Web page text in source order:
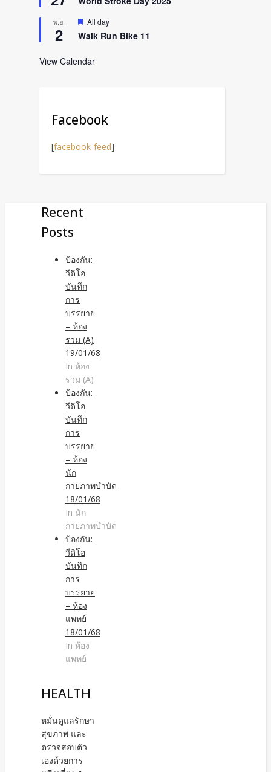
พ.ย.
2
Featured
All day
Walk Run Bike 11
View Calendar
Facebook
[facebook-feed]
Recent
Posts
ป้องกัน:
วีดิโอ
บันทึก
การ
บรรยาย
– ห้อง
รวม (A)
19/01/68
In ห้อง
รวม (A)
ป้องกัน:
วีดิโอ
บันทึก
การ
บรรยาย
– ห้อง
นัก
กายภาพบำบัด
18/01/68
In นัก
กายภาพบำบัด
ป้องกัน:
วีดิโอ
บันทึก
การ
บรรยาย
– ห้อง
แพทย์
18/01/68
In ห้อง
แพทย์
HEALTH
หมั่นดูแลรักษา
สุขภาพ และ
ตรวจสอบตัว
เองด้วยการ